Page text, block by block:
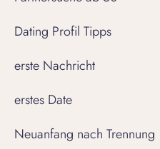
Dating Profil Tipps
erste Nachricht
erstes Date
Neuanfang nach Trennung